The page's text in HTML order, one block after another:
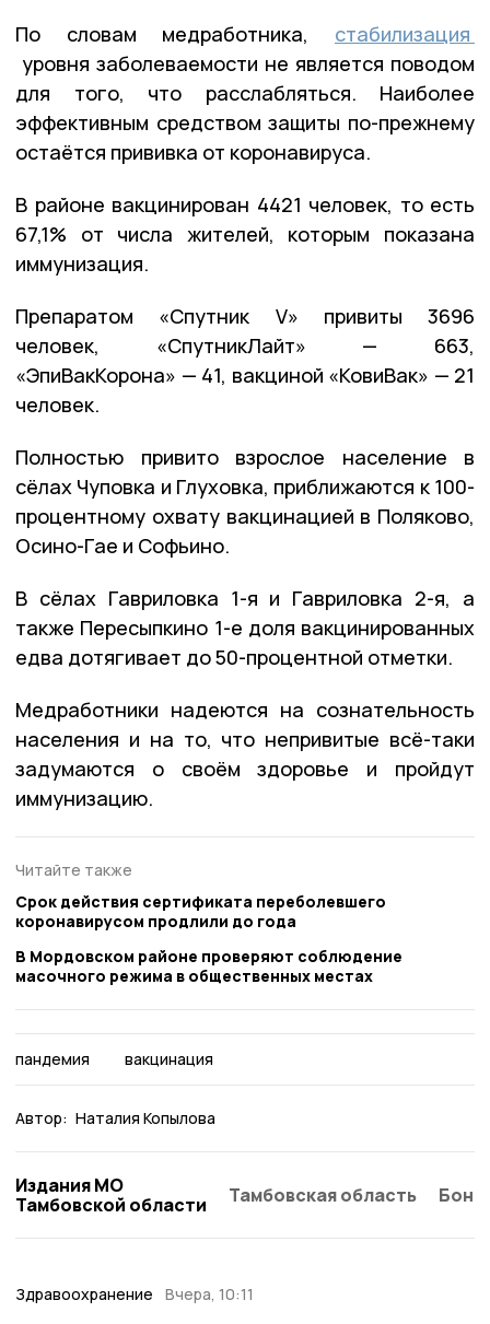
По словам медработника, стабилизация
уровня заболеваемости не является поводом
для того, что расслабляться. Наиболее
эффективным средством защиты по-прежнему
остаётся прививка от коронавируса.
В районе вакцинирован 4421 человек, то есть
67,1% от числа жителей, которым показана
иммунизация.
Препаратом «Спутник V» привиты 3696
человек, «СпутникЛайт» — 663,
«ЭпиВакКорона» — 41, вакциной «КовиВак» — 21
человек.
Полностью привито взрослое население в
сёлах Чуповка и Глуховка, приближаются к 100-
процентному охвату вакцинацией в Поляково,
Осино-Гае и Софьино.
В сёлах Гавриловка 1-я и Гавриловка 2-я, а
также Пересыпкино 1-е доля вакцинированных
едва дотягивает до 50-процентной отметки.
Медработники надеются на сознательность
населения и на то, что непривитые всё-таки
задумаются о своём здоровье и пройдут
иммунизацию.
Читайте также
Срок действия сертификата переболевшего
коронавирусом продлили до года
В Мордовском районе проверяют соблюдение
масочного режима в общественных местах
пандемия вакцинация
Автор: Наталия Копылова
Издания МО
Тамбовской области
Тамбовская область
Здравоохранение Вчера, 10:11